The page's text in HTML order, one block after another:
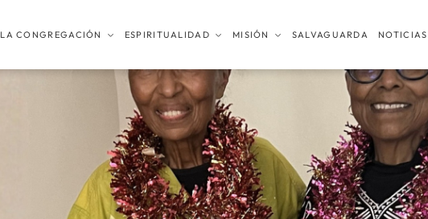
LA CONGREGACIÓN ESPIRITUALIDAD MISIÓN SALVAGUARDA NOTICIAS